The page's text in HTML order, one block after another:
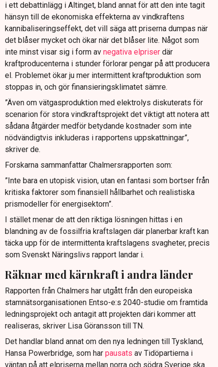
i ett debattinlägg i Altinget, bland annat för att den inte tagit
hänsyn till de ekonomiska effekterna av vindkraftens
kannibaliseringseffekt, det vill säga att priserna dumpas när
det blåser mycket och ökar när det blåser lite. Något som
inte minst visar sig i form av negativa elpriser där
kraftproducenterna i stunder förlorar pengar på att producera
el. Problemet ökar ju mer intermittent kraftproduktion som
stoppas in, och gör finansieringsklimatet sämre.
”Även om vätgasproduktion med elektrolys diskuterats för
scenarion för stora vindkraftsprojekt det viktigt att notera att
sådana åtgärder medför betydande kostnader som inte
nödvändigtvis inkluderas i rapportens uppskattningar”,
skriver de.
Forskarna sammanfattar Chalmersrapporten som:
”Inte bara en utopisk vision, utan en fantasi som bortser från
kritiska faktorer som finansiell hållbarhet och realistiska
prismodeller för energisektorn”.
I stället menar de att den riktiga lösningen hittas i en
blandning av de fossilfria kraftslagen där planerbar kraft kan
täcka upp för de intermittenta kraftslagens svagheter, precis
som Svenskt Näringslivs rapport landar i.
Räknar med kärnkraft i andra länder
Rapporten från Chalmers har utgått från den europeiska
stamnätsorganisationen Entso-e:s 2040-studie om framtida
ledningsprojekt och antagit att projekten däri kommer att
realiseras, skriver Lisa Göransson till TN.
Det handlar bland annat om den nya ledningen till Tyskland,
Hansa Powerbridge, som har pausats av Tidöpartierna i
väntan på att elpriserna mellan norra och södra Sverige ska